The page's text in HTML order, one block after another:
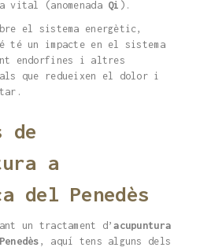
vital (anomenada Qi ).
el sistema energètic,
té un impacte en el sistema
endorfines i altres
que redueixen el dolor i
de
a
del Penedès
un tractament d’acupuntura
, aquí tens alguns dels